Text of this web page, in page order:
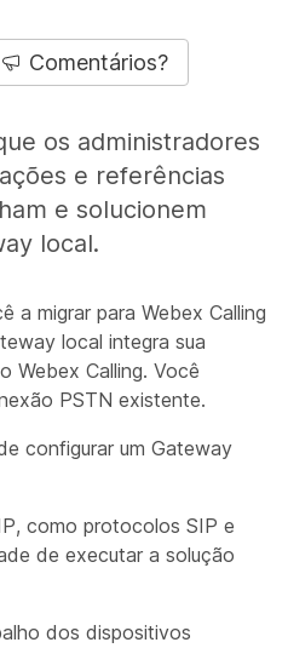
Comentários?
os administradores
e referências
e solucionem
local.
a migrar para Webex Calling
local integra sua
Webex Calling. Você
PSTN existente.
configurar um Gateway
como protocolos SIP e
de executar a solução
dos dispositivos